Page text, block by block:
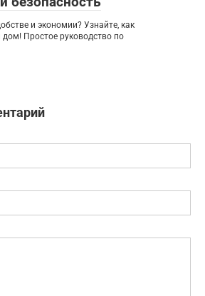
и экономии? Узнайте, как
Простое руководство по